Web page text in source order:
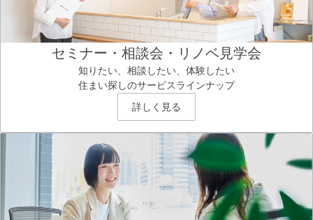
セミナー・相談会・リノベ見学会
知りたい、相談したい、体験したい
住まい探しのサービスラインナップ
詳しく見る